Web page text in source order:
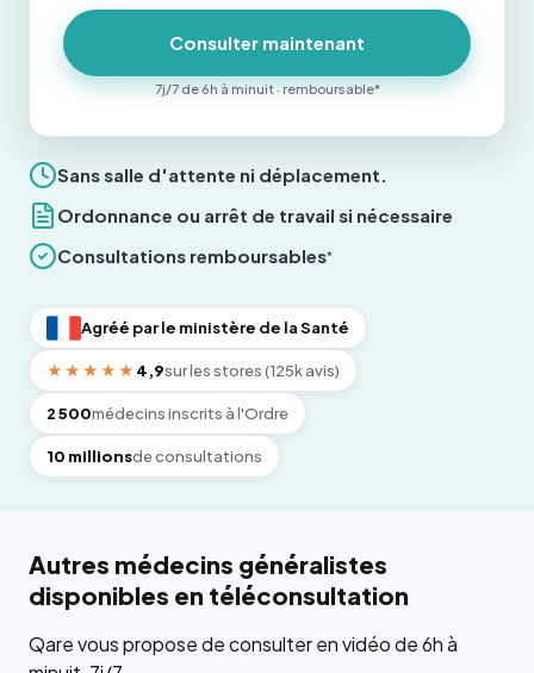
Sans salle d'attente ni déplacement.
Ordonnance ou arrêt de travail si nécessaire
Consultations remboursables*
Agréé par le ministère de la Santé
★★★★★ 4,9sur les stores (125k avis)
2 500médecins inscrits à l'Ordre
10 millionsde consultations
Consulter maintenant
7j/7 de 6h à minuit · remboursable*
Autres médecins généralistes
disponibles en téléconsultation
Qare vous propose de consulter en vidéo de 6h à